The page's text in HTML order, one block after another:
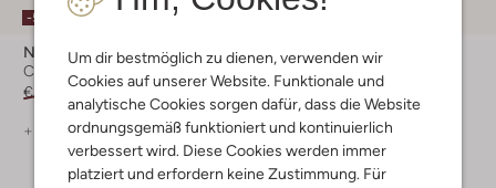
Um dir bestmöglich zu dienen, verwenden wir
Cookies auf unserer Website. Funktionale und
analytische Cookies sorgen dafür, dass die Website
ordnungsgemäß funktioniert und kontinuierlich
verbessert wird. Diese Cookies werden immer
platziert und erfordern keine Zustimmung. Für
-50%
Notre-V
Chelsea Boots
€ 139,95 € 69,99
+ mehr farben
Notre-V
Chelsea Boots
€ 139,95 € 69,99
+ mehr farben